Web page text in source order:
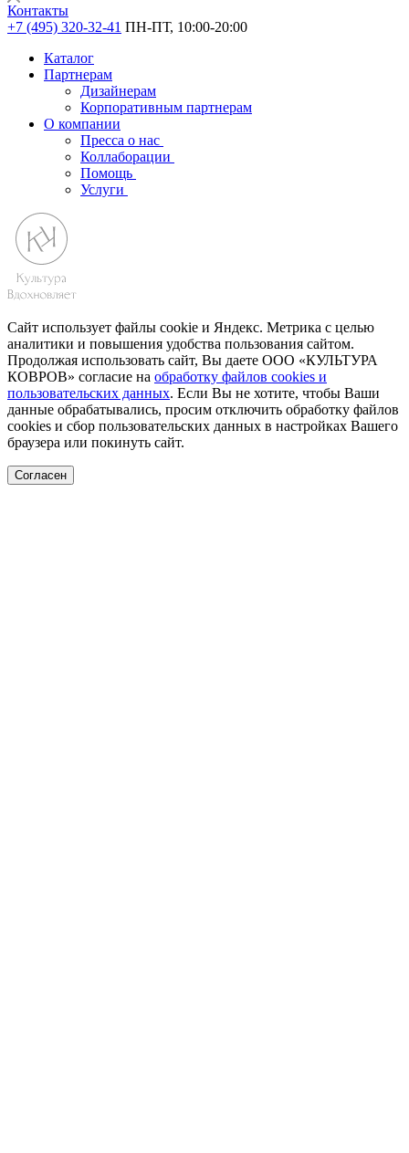
Контакты
+7 (495) 320-32-41 ПН-ПТ, 10:00-20:00
Каталог
Партнерам
Дизайнерам
Корпоративным партнерам
О компании
Пресса о нас
Коллаборации
Помощь
Услуги
Сайт использует файлы cookie и Яндекс. Метрика с целью
аналитики и повышения удобства пользования сайтом.
Продолжая использовать сайт, Вы даете ООО «КУЛЬТУРА
КОВРОВ» согласие на обработку файлов cookies и
пользовательских данных. Если Вы не хотите, чтобы Ваши
данные обрабатывались, просим отключить обработку файлов
cookies и сбор пользовательских данных в настройках Вашего
браузера или покинуть сайт.
Согласен